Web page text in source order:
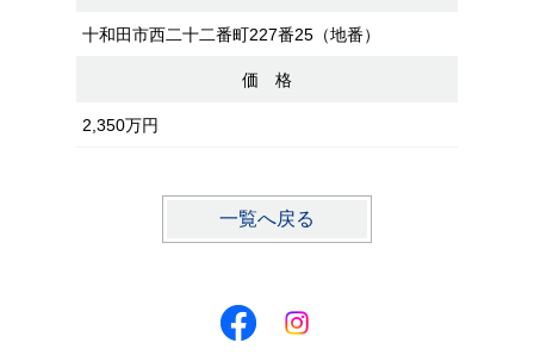
十和田市西二十二番町227番25（地番）
価 格
2,350万円
一覧へ戻る